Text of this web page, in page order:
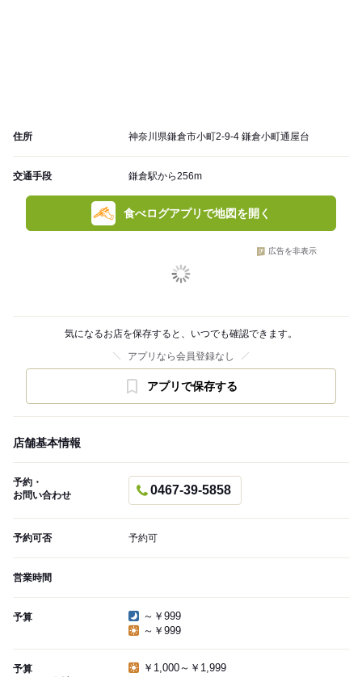
住所 神奈川県鎌倉市小町2-9-4 鎌倉小町通屋台
交通手段 鎌倉駅から256m
食べログアプリで地図を開く
広告を非表示
気になるお店を保存すると、いつでも確認できます。
アプリなら会員登録なし
アプリで保存する
店舗基本情報
予約・
お問い合わせ
0467-39-5858
予約可否 予約可
営業時間
予算
～￥999
～￥999
予算
￥1,000～￥1,999